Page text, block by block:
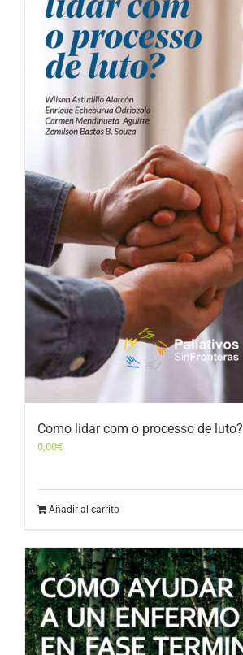
Como lidar com o processo de luto?
0,00€
Añadir al carrito